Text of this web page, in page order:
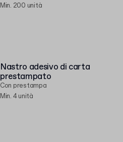
Min. 200 unità
Nastro adesivo di carta
prestampato
Con prestampa
Min. 4 unità